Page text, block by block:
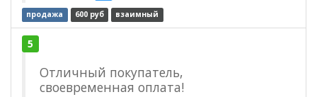
продажа 600 руб взаимный
5
Отличный покупатель,
своевременная оплата!